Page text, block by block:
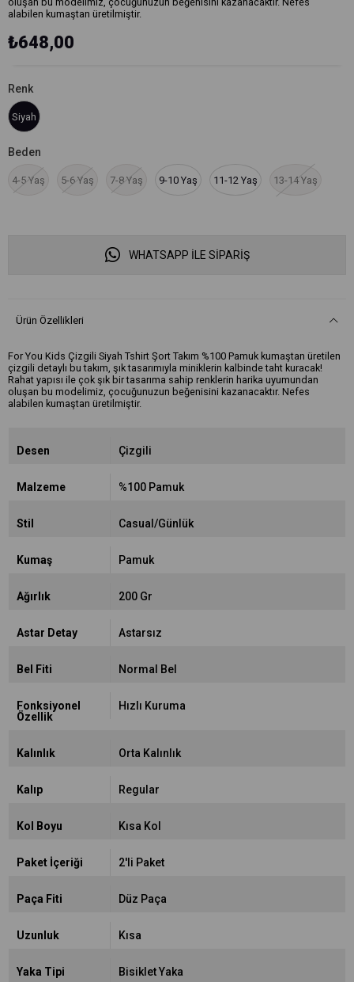
alabilen kumaştan üretilmiştir.
₺648,00
Renk
Siyah
Beden
4-5 Yaş 5-6 Yaş 7-8 Yaş 9-10 Yaş 11-12 Yaş 13-14 Yaş
WHATSAPP İLE SİPARİŞ
Ürün Özellikleri
For You Kids Çizgili Siyah Tshirt Şort Takım %100 Pamuk kumaştan üretilen
çizgili detaylı bu takım, şık tasarımıyla miniklerin kalbinde taht kuracak!
Rahat yapısı ile çok şık bir tasarıma sahip renklerin harika uyumundan
oluşan bu modelimiz, çocuğunuzun beğenisini kazanacaktır. Nefes
alabilen kumaştan üretilmiştir.
Desen Çizgili
Malzeme %100 Pamuk
Stil Casual/Günlük
Kumaş Pamuk
Ağırlık 200 Gr
Astar Detay Astarsız
Bel Fiti Normal Bel
Fonksiyonel
Özellik
Hızlı Kuruma
Kalınlık Orta Kalınlık
Kalıp Regular
Kol Boyu Kısa Kol
Paket İçeriği 2'li Paket
Paça Fiti Düz Paça
Uzunluk Kısa
Yaka Tipi Bisiklet Yaka